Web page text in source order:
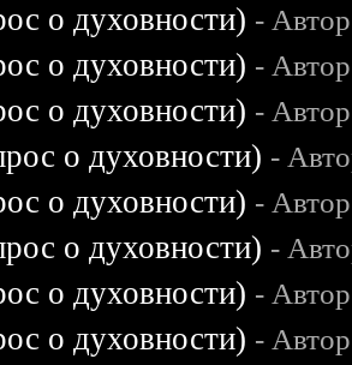
о духовности) -
о духовности) -
о духовности) -
о духовности) -
о духовности) -
о духовности) -
о духовности) -
о духовности) -